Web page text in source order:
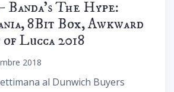
Banda’s The Hype:
8Bit Box, Awkward
Lucca 2018
2018
al Dunwich Buyers